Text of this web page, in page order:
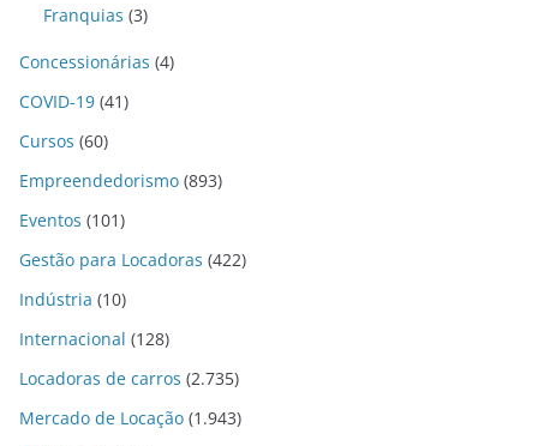
Franquias (3)
Concessionárias (4)
COVID-19 (41)
Cursos (60)
Empreendedorismo (893)
Eventos (101)
Gestão para Locadoras (422)
Indústria (10)
Internacional (128)
Locadoras de carros (2.735)
Mercado de Locação (1.943)